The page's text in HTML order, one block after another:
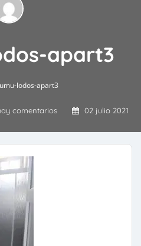
apart3
lodos-apart3
comentarios 02 julio 2021